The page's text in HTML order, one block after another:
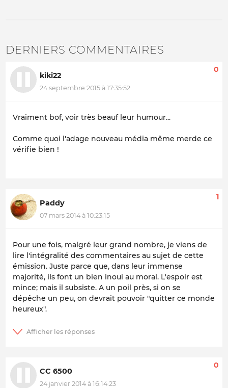
DERNIERS COMMENTAIRES
kiki22
24 septembre 2015 à 17:35:52
0
Vraiment bof, voir très beauf leur humour...
Comme quoi l'adage nouveau média même merde ce
vérifie bien !
Paddy
07 mars 2014 à 10:23:15
1
Pour une fois, malgré leur grand nombre, je viens de
lire l'intégralité des commentaires au sujet de cette
émission. Juste parce que, dans leur immense
majorité, ils font un bien inoui au moral. L'espoir est
mince; mais il subsiste. A un poil près, si on se
dépêche un peu, on devrait pouvoir "quitter ce monde
heureux".
CC 6500
24 janvier 2014 à 16:14:23
0